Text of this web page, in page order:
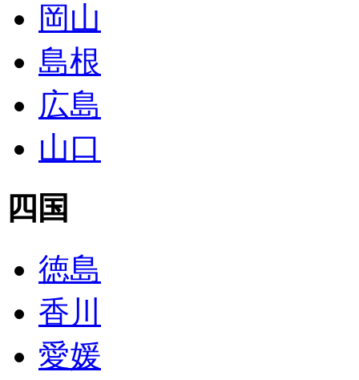
岡山
島根
広島
山口
四国
徳島
香川
愛媛